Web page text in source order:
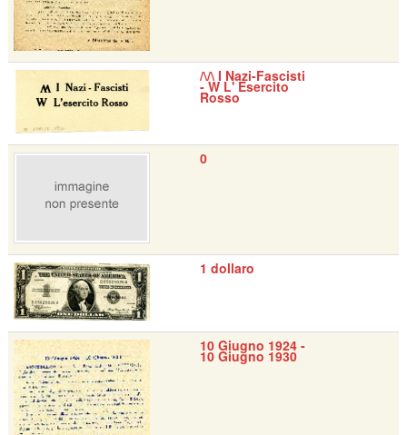
/\/\ I Nazi-Fascisti
- W L' Esercito
Rosso
0
1 dollaro
10 Giugno 1924 -
10 Giugno 1930